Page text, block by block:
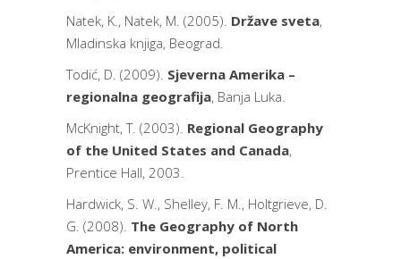
Natek, K., Natek, M. (2005). Države sveta,
Mladinska knjiga, Beograd.
Todić, D. (2009). Sjeverna Amerika –
regionalna geografija, Banja Luka.
McKnight, T. (2003). Regional Geography
of the United States and Canada,
Prentice Hall, 2003.
Hardwick, S. W., Shelley, F. M., Holtgrieve, D.
G. (2008). The Geography of North
America: environment, political